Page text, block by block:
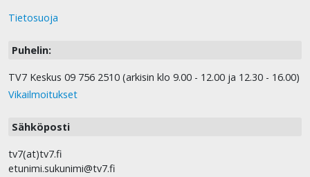
Tietosuoja
Puhelin:
TV7 Keskus 09 756 2510 (arkisin klo 9.00 - 12.00 ja 12.30 - 16.00)
Vikailmoitukset
Sähköposti
tv7(at)tv7.fi
etunimi.sukunimi@tv7.fi